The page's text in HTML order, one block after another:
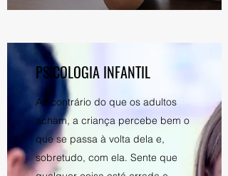
PSICOLOGIA INFANTIL
Ao contrário do que os adultos
acham, a criança percebe bem o
que se passa à volta dela e,
sobretudo, com ela. Sente que